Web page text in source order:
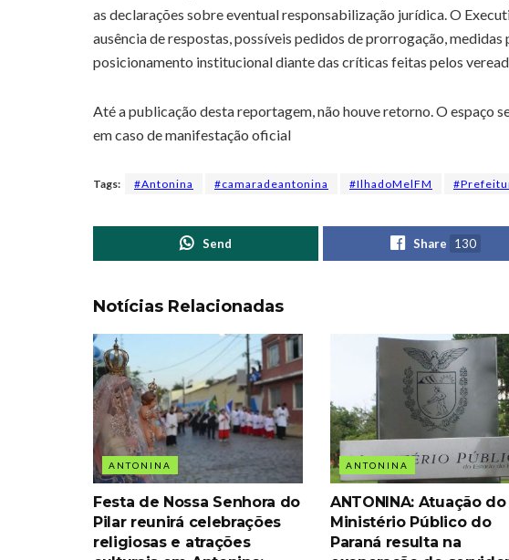
as declarações sobre eventual responsabilização jurídica. O
ausência de respostas, possíveis pedidos de prorrogação, medidas
posicionamento institucional diante das críticas feitas pelos
Até a publicação desta reportagem, não houve retorno. O espaço
em caso de manifestação oficial
Tags: #Antonina #camaradeantonina #IlhadoMelFM
Send Share 130
Notícias Relacionadas
ANTONINA
Festa de Nossa Senhora do
Pilar reunirá celebrações
religiosas e atrações
ANTONINA
ANTONINA: Atuação do
Ministério Público do
Paraná resulta na